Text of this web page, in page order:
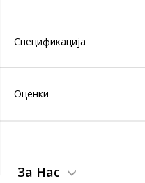
Спецификација
Оценки
За Нас